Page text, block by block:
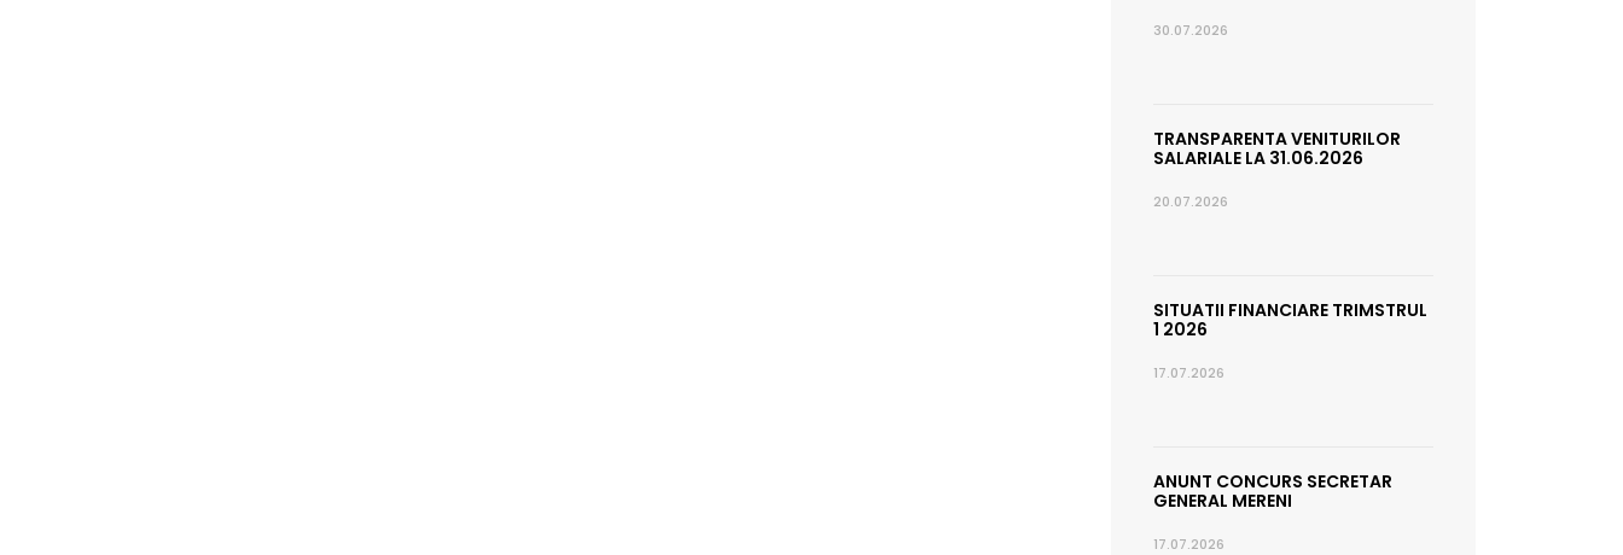
30.07.2026
TRANSPARENTA VENITURILOR
SALARIALE LA 31.06.2026
20.07.2026
SITUATII FINANCIARE TRIMSTRUL
1 2026
17.07.2026
ANUNT CONCURS SECRETAR
GENERAL MERENI
17.07.2026